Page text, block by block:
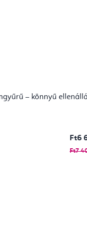
– könnyű
Ft6
Ft7